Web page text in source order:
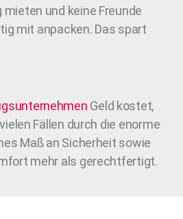
und keine Freunde
mit anpacken. Das spart
Geld kostet,
Fällen durch die enorme
Maß an Sicherheit sowie
mehr als gerechtfertigt.